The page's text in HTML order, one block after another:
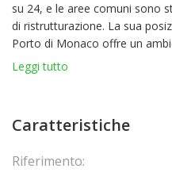
su 24, e le aree comuni sono
di ristrutturazione. La sua
Porto di Monaco offre un
immediate vicinanze di
Rascasse. L'appartamento è
livello. Parcheggio anteriore
dell'edificio.
Leggi tutto
Caratteristiche
Riferimento: